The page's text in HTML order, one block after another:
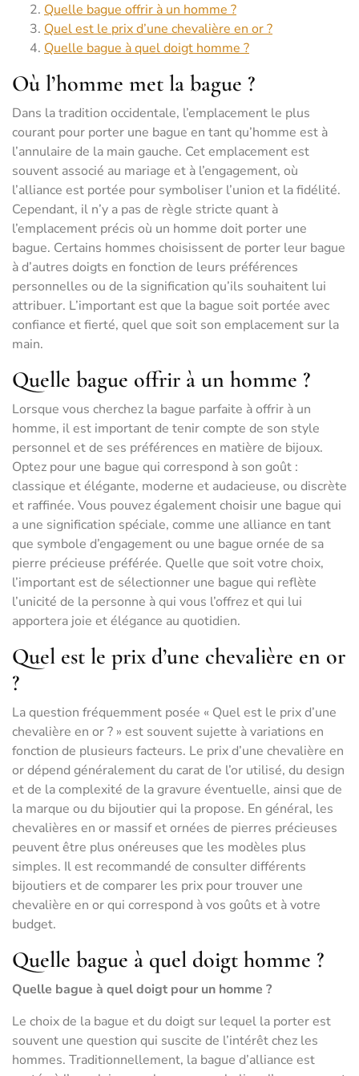
Quelle bague offrir à un homme ?
Quel est le prix d’une chevalière en or ?
Quelle bague à quel doigt homme ?
Où l’homme met la bague ?
Dans la tradition occidentale, l’emplacement le plus
courant pour porter une bague en tant qu’homme est à
l’annulaire de la main gauche. Cet emplacement est
souvent associé au mariage et à l’engagement, où
l’alliance est portée pour symboliser l’union et la fidélité.
Cependant, il n’y a pas de règle stricte quant à
l’emplacement précis où un homme doit porter une
bague. Certains hommes choisissent de porter leur bague
à d’autres doigts en fonction de leurs préférences
personnelles ou de la signification qu’ils souhaitent lui
attribuer. L’important est que la bague soit portée avec
confiance et fierté, quel que soit son emplacement sur la
main.
Quelle bague offrir à un homme ?
Lorsque vous cherchez la bague parfaite à offrir à un
homme, il est important de tenir compte de son style
personnel et de ses préférences en matière de bijoux.
Optez pour une bague qui correspond à son goût :
classique et élégante, moderne et audacieuse, ou discrète
et raffinée. Vous pouvez également choisir une bague qui
a une signification spéciale, comme une alliance en tant
que symbole d’engagement ou une bague ornée de sa
pierre précieuse préférée. Quelle que soit votre choix,
l’important est de sélectionner une bague qui reflète
l’unicité de la personne à qui vous l’offrez et qui lui
apportera joie et élégance au quotidien.
Quel est le prix d’une chevalière en or
?
La question fréquemment posée « Quel est le prix d’une
chevalière en or ? » est souvent sujette à variations en
fonction de plusieurs facteurs. Le prix d’une chevalière en
or dépend généralement du carat de l’or utilisé, du design
et de la complexité de la gravure éventuelle, ainsi que de
la marque ou du bijoutier qui la propose. En général, les
chevalières en or massif et ornées de pierres précieuses
peuvent être plus onéreuses que les modèles plus
simples. Il est recommandé de consulter différents
bijoutiers et de comparer les prix pour trouver une
chevalière en or qui correspond à vos goûts et à votre
budget.
Quelle bague à quel doigt homme ?
Quelle bague à quel doigt pour un homme ?
Le choix de la bague et du doigt sur lequel la porter est
souvent une question qui suscite de l’intérêt chez les
hommes. Traditionnellement, la bague d’alliance est